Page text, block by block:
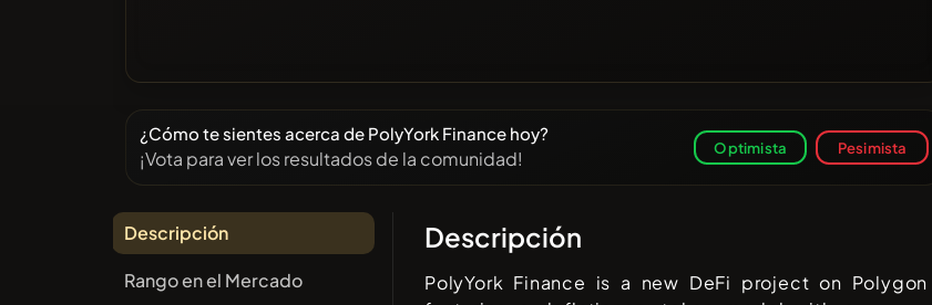
¿Cómo te sientes acerca de PolyYork Finance hoy?
¡Vota para ver los resultados de la comunidad! Optimista Pesimista
Descripción
Rango en el Mercado
Descripción
PolyYork Finance is a new DeFi project on Polygon